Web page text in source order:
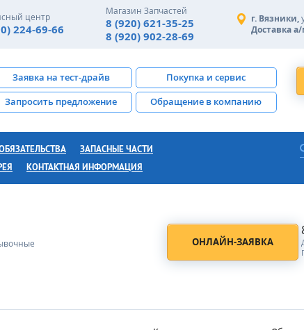
центр
224-69-66
Магазин Запчастей
8 (920) 621-35-25
8 (920) 902-28-69
г. Вязники,
Доставка
Заявка на тест-драйв
Покупка и сервис
Запросить предложение
Обращение в компанию
ЗАПАСНЫЕ ЧАСТИ
КОНТАКТНАЯ ИНФОРМАЦИЯ
ОНЛАЙН-ЗАЯВКА